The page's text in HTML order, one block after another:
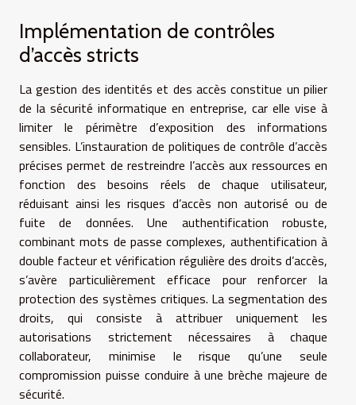
Implémentation de contrôles
d’accès stricts
La gestion des identités et des accès constitue un pilier
de la sécurité informatique en entreprise, car elle vise à
limiter le périmètre d’exposition des informations
sensibles. L’instauration de politiques de contrôle d’accès
précises permet de restreindre l’accès aux ressources en
fonction des besoins réels de chaque utilisateur,
réduisant ainsi les risques d’accès non autorisé ou de
fuite de données. Une authentification robuste,
combinant mots de passe complexes, authentification à
double facteur et vérification régulière des droits d’accès,
s’avère particulièrement efficace pour renforcer la
protection des systèmes critiques. La segmentation des
droits, qui consiste à attribuer uniquement les
autorisations strictement nécessaires à chaque
collaborateur, minimise le risque qu’une seule
compromission puisse conduire à une brèche majeure de
sécurité.